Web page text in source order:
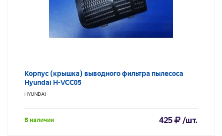
Корпус (крышка) выводного фильтра пылесоса
Hyundai H-VCC05
HYUNDAI
В наличии 425 /шт.